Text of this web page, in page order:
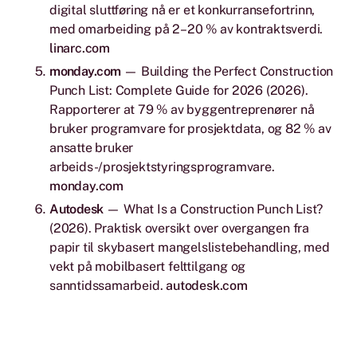
digital sluttføring nå er et konkurransefortrinn,
med omarbeiding på 2–20 % av kontraktsverdi.
linarc.com
monday.com— Building the Perfect Construction
Punch List: Complete Guide for 2026 (2026).
Rapporterer at 79 % av byggentreprenører nå
bruker programvare for prosjektdata, og 82 % av
ansatte bruker
arbeids-/prosjektstyringsprogramvare.
monday.com
Autodesk— What Is a Construction Punch List?
(2026). Praktisk oversikt over overgangen fra
papir til skybasert mangelslistebehandling, med
vekt på mobilbasert felttilgang og
sanntidssamarbeid. autodesk.com